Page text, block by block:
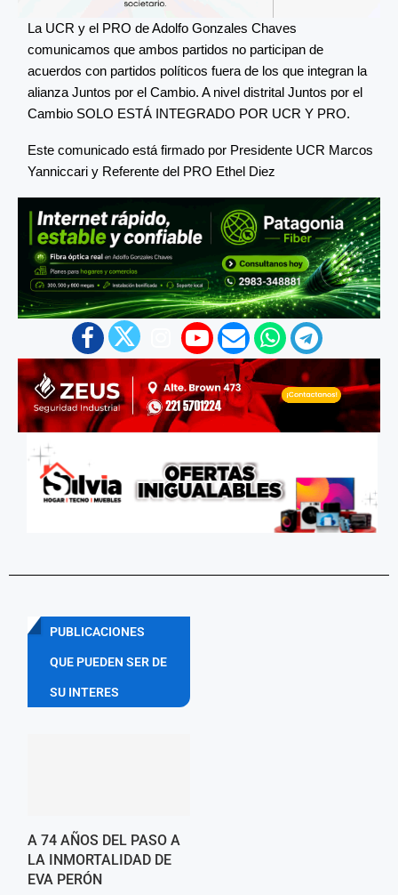
La UCR y el PRO de Adolfo Gonzales Chaves
comunicamos que ambos partidos no participan de
acuerdos con partidos políticos fuera de los que integran la
alianza Juntos por el Cambio. A nivel distrital Juntos por el
Cambio SOLO ESTÁ INTEGRADO POR UCR Y PRO.
Este comunicado está firmado por Presidente UCR Marcos
Yanniccari y Referente del PRO Ethel Diez
PUBLICACIONES
QUE PUEDEN SER DE
SU INTERES
A 74 AÑOS DEL PASO A
LA INMORTALIDAD DE
EVA PERÓN